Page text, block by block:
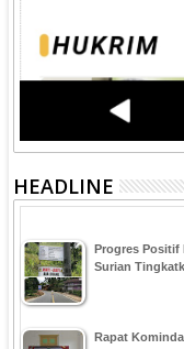
HEADLINE
Progres Positif
Surian
Rapat